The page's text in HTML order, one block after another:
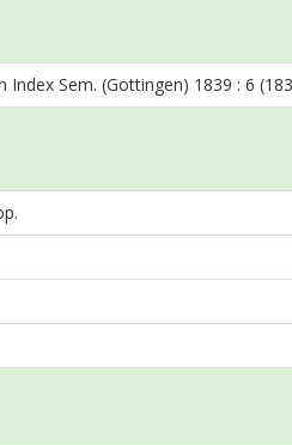
Sem. (Gottingen) 1839 : 6